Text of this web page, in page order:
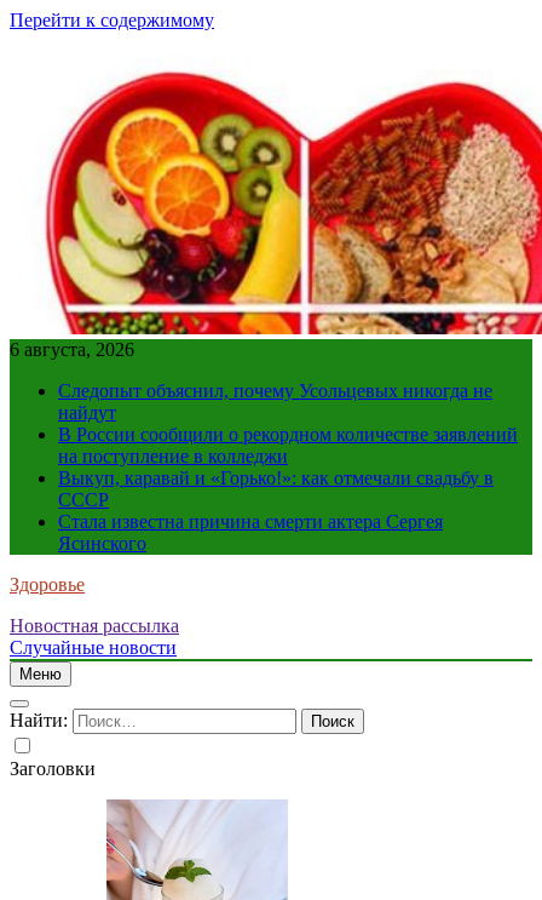
Перейти к содержимому
6 августа, 2026
Следопыт объяснил, почему Усольцевых никогда не
найдут
В России сообщили о рекордном количестве заявлений
на поступление в колледжи
Выкуп, каравай и «Горько!»: как отмечали свадьбу в
СССР
Стала известна причина смерти актера Сергея
Ясинского
Здоровье
Новостная рассылка
Случайные новости
Меню
Найти:
Заголовки